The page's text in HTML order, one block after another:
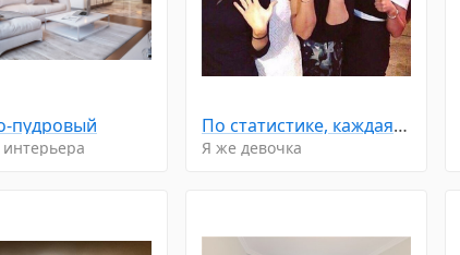
пудровый По статистике, каждая четвёртая женщина в мире счастлива
Я же девочка